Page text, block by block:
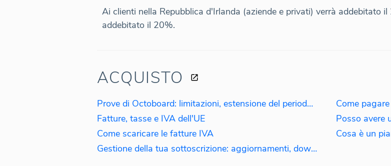
Ai clienti nella Repubblica d'Irlanda (aziende e privati) verrà addebitato
addebitato il 20%.
ACQUISTO
Prove di Octoboard: limitazioni, estensione del periodo di prova
Fatture, tasse e IVA dell'UE
Come scaricare le fatture IVA
Gestione della tua sottoscrizione: aggiornamenti, downgrade, riattivazioni
Come
Posso avere
Cosa è un